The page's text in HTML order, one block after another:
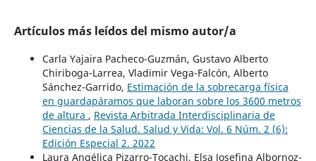
Artículos más leídos del mismo autor/a
Carla Yajaira Pacheco-Guzmán, Gustavo Alberto
Chiriboga-Larrea, Vladimir Vega-Falcón, Alberto
Sánchez-Garrido, Estimación de la sobrecarga física
en guardapáramos que laboran sobre los 3600 metros
de altura , Revista Arbitrada Interdisciplinaria de
Ciencias de la Salud. Salud y Vida: Vol. 6 Núm. 2 (6):
Edición Especial 2. 2022
Laura Angélica Pizarro-Tocachi, Elsa Josefina Albornoz-